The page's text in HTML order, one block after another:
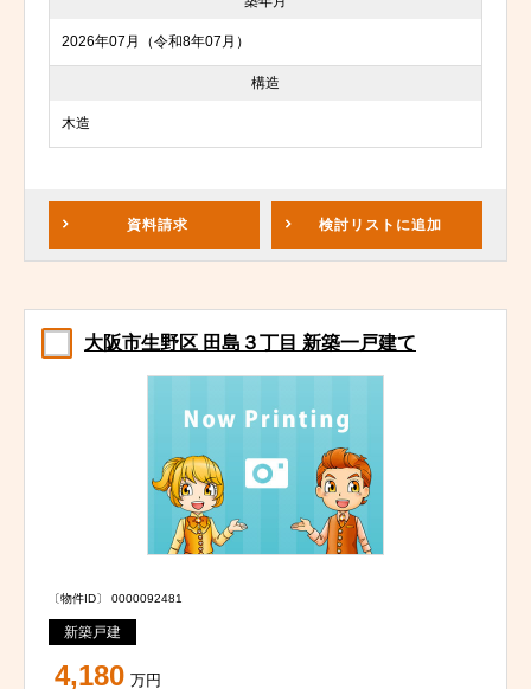
2026年07月（令和8年07月）
構造
木造
資料請求 検討リスト に追加
大阪市生野区 田島３丁目 新築一戸建て
〔物件ID〕 0000092481
新築戸建
4,180 万円